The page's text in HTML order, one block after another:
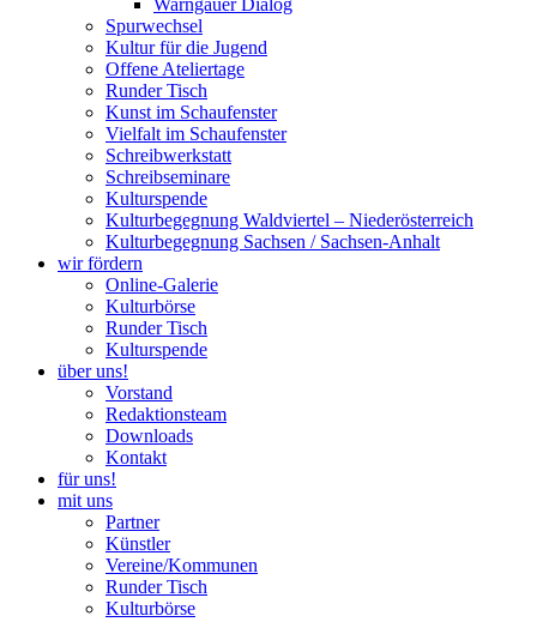
Spurwechsel
Kultur für die Jugend
Offene Ateliertage
Runder Tisch
Kunst im Schaufenster
Vielfalt im Schaufenster
Schreibwerkstatt
Schreibseminare
Kulturspende
Kulturbegegnung Waldviertel – Niederösterreich
Kulturbegegnung Sachsen / Sachsen-Anhalt
wir fördern
Online-Galerie
Kulturbörse
Runder Tisch
Kulturspende
über uns!
Vorstand
Redaktionsteam
Downloads
Kontakt
für uns!
mit uns
Partner
Künstler
Vereine/Kommunen
Runder Tisch
Kulturbörse